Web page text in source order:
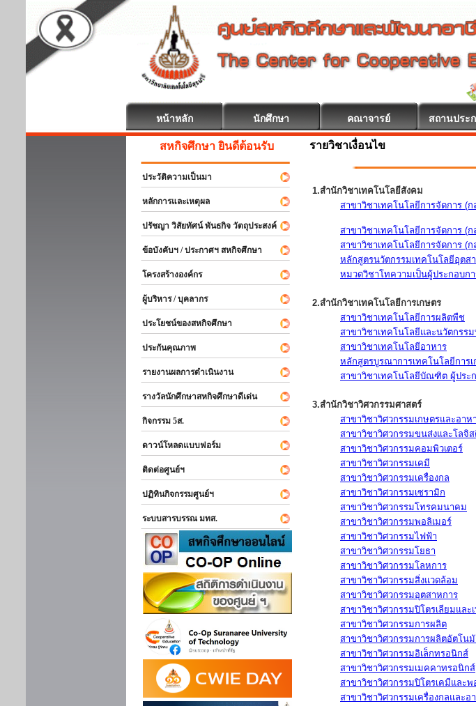
หน้าหลัก นักศึกษา คณาจารย์ สถานประ
สหกิจศึกษา ยินดีต้อนรับ
ประวัติความเป็นมา
หลักการและเหตุผล
ปรัชญา วิสัยทัศน์ พันธกิจ วัตถุประสงค์
ข้อบังคับฯ / ประกาศฯ สหกิจศึกษา
โครงสร้างองค์กร
ผู้บริหาร / บุคลากร
ประโยชน์ของสหกิจศึกษา
ประกันคุณภาพ
รายงานผลการดำเนินงาน
รางวัลนักศึกษาสหกิจศึกษาดีเด่น
กิจกรรม 5ส.
ดาวน์โหลดแบบฟอร์ม
ติดต่อศูนย์ฯ
ปฏิทินกิจกรรมศูนย์ฯ
ระบบสารบรรณ มทส.
รายวิชาเงื่อนไข
1.สำนักวิชาเทคโนโลยีสังคม
สาขาวิชาเทคโนโลยีการจัดการ (
สาขาวิชาเทคโนโลยีการจัดการ (
สาขาวิชาเทคโนโลยีการจัดการ (
หลักสูตรนวัตกรรมเทคโนโลยีอุตส
หมวดวิชาโทความเป็นผู้ประกอบก
2.สำนักวิชาเทคโนโลยีการเกษตร
สาขาวิชาเทคโนโลยีการผลิตพืช
สาขาวิชาเทคโนโลยีและนวัตกรร
สาขาวิชาเทคโนโลยีอาหาร
หลักสูตรบูรณาการเทคโนโลยีการ
สาขาวิชาเทคโนโลยีบัณฑิต ผู้ประ
3.สำนักวิชาวิศวกรรมศาสตร์
สาขาวิชาวิศวกรรมเกษตรและอาห
สาขาวิชาวิศวกรรมขนส่งและโลจิ
สาขาวิชาวิศวกรรมคอมพิวเตอร์
สาขาวิชาวิศวกรรมเคมี
สาขาวิชาวิศวกรรมเครื่องกล
สาขาวิชาวิศวกรรมเซรามิก
สาขาวิชาวิศวกรรมโทรคมนาคม
สาขาวิชาวิศวกรรมพอลิเมอร์
สาขาวิชาวิศวกรรมไฟฟ้า
สาขาวิชาวิศวกรรมโยธา
สาขาวิชาวิศวกรรมโลหการ
สาขาวิชาวิศวกรรมสิ่งแวดล้อม
สาขาวิชาวิศวกรรมอุตสาหการ
สาขาวิชาวิศวกรรมปิโตรเลียมแล
สาขาวิชาวิศวกรรมการผลิต
สาขาวิชาวิศวกรรมการผลิตอัตโน
สาขาวิชาวิศวกรรมอิเล็กทรอนิกส์
สาขาวิชาวิศวกรรมเมคคาทรอนิกส์
สาขาวิชาวิศวกรรมปิโตรเคมีและ
สาขาวิชาวิศวกรรมเครื่องกลและ